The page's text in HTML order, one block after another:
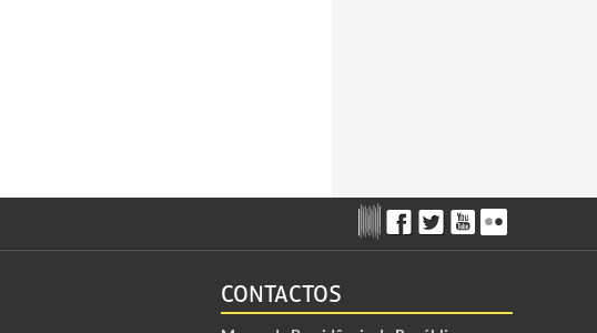
CONTACTOS